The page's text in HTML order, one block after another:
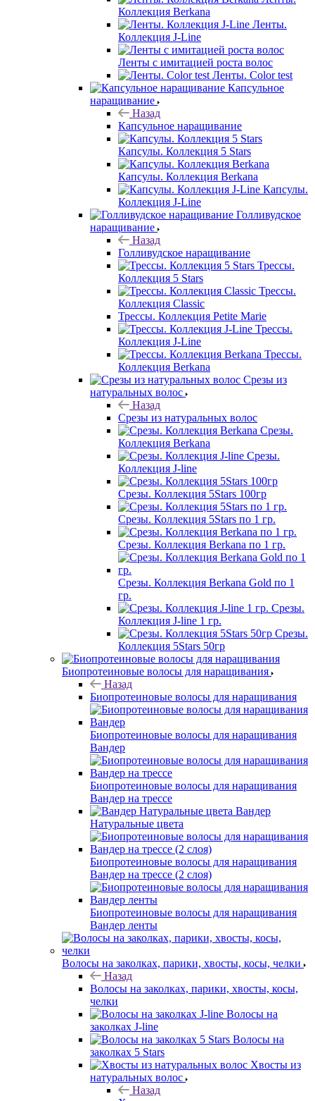
Коллекция Berkana
Ленты.
Коллекция J-Line
Ленты с имитацией роста волос
Ленты. Color test
Капсульное
наращивание
Назад
Капсульное наращивание
Капсулы. Коллекция 5 Stars
Капсулы. Коллекция Berkana
Капсулы.
Коллекция J-Line
Голливудское
наращивание
Назад
Голливудское наращивание
Трессы.
Коллекция 5 Stars
Трессы.
Коллекция Classic
Трессы. Коллекция Petite Marie
Трессы.
Коллекция J-Line
Трессы.
Коллекция Berkana
Срезы из
натуральных волос
Назад
Срезы из натуральных волос
Срезы.
Коллекция Berkana
Срезы.
Коллекция J-line
Срезы. Коллекция 5Stars 100гр
Срезы. Коллекция 5Stars по 1 гр.
Срезы. Коллекция Berkana по 1 гр.
Срезы. Коллекция Berkana Gold по 1
гр.
Срезы.
Коллекция J-line 1 гр.
Срезы.
Коллекция 5Stars 50гр
Биопротеиновые волосы для наращивания
Назад
Биопротеиновые волосы для наращивания
Биопротеиновые волосы для наращивания
Вандер
Биопротеиновые волосы для наращивания
Вандер на трессе
Вандер
Натуральные цвета
Биопротеиновые волосы для наращивания
Вандер на трессе (2 слоя)
Биопротеиновые волосы для наращивания
Вандер ленты
Волосы на заколках, парики, хвосты, косы, челки
Назад
Волосы на заколках, парики, хвосты, косы,
челки
Волосы на
заколках J-line
Волосы на
заколках 5 Stars
Хвосты из
натуральных волос
Назад